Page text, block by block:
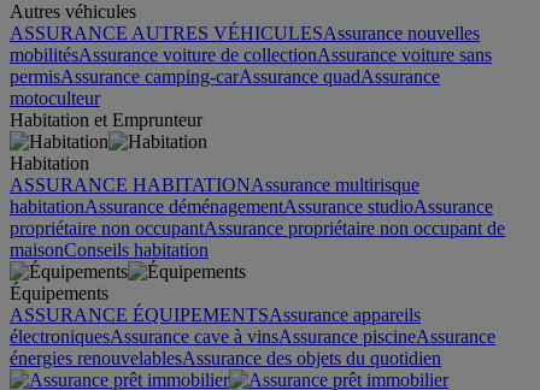
Autres véhicules
ASSURANCE AUTRES VÉHICULESAssurance nouvelles
mobilitésAssurance voiture de collectionAssurance voiture sans
permisAssurance camping-carAssurance quadAssurance
motoculteur
Habitation et Emprunteur
Habitation
ASSURANCE HABITATIONAssurance multirisque
habitationAssurance déménagementAssurance studioAssurance
propriétaire non occupantAssurance propriétaire non occupant de
maisonConseils habitation
Équipements
ASSURANCE ÉQUIPEMENTSAssurance appareils
électroniquesAssurance cave à vinsAssurance piscineAssurance
énergies renouvelablesAssurance des objets du quotidien